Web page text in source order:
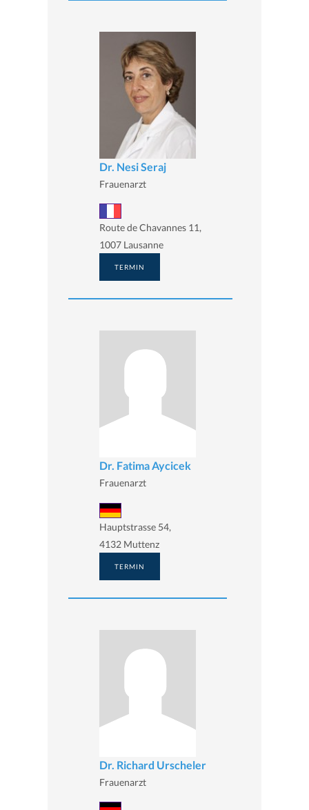
Dr. Nesi Seraj
Frauenarzt
Route de Chavannes 11,
1007 Lausanne
TERMIN
Dr. Fatima Aycicek
Frauenarzt
Hauptstrasse 54,
4132 Muttenz
TERMIN
Dr. Richard Urscheler
Frauenarzt